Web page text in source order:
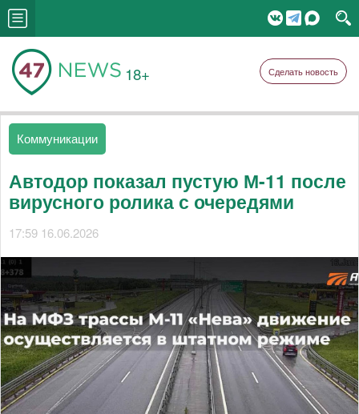
18+ Сделать новость
Коммуникации
Автодор показал пустую М-11 после
вирусного ролика с очередями
17:59 16.06.2026